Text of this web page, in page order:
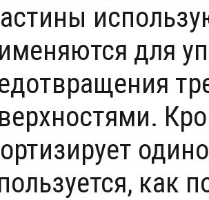
для
как